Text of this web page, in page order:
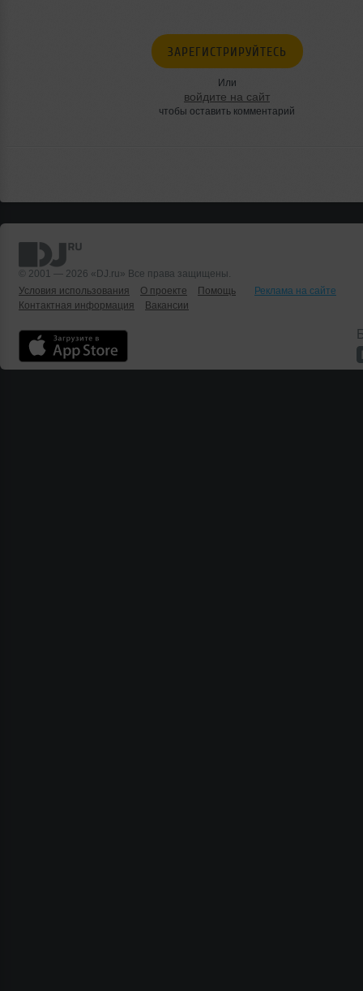
ЗАРЕГИСТРИРУЙТЕСЬ
Или
войдите на сайт
чтобы оставить комментарий
© 2001 — 2026 «DJ.ru» Все права защищены.
Условия использования
О проекте Помощь
Реклама на сайте
Контактная информация
Вакансии